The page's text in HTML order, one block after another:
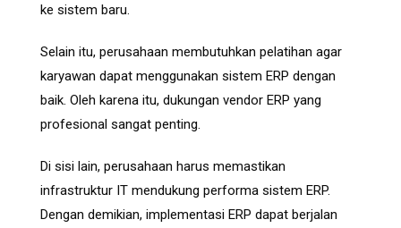
ke sistem baru.
Selain itu, perusahaan membutuhkan pelatihan agar
karyawan dapat menggunakan sistem ERP dengan
baik. Oleh karena itu, dukungan vendor ERP yang
profesional sangat penting.
Di sisi lain, perusahaan harus memastikan
infrastruktur IT mendukung performa sistem ERP.
Dengan demikian, implementasi ERP dapat berjalan